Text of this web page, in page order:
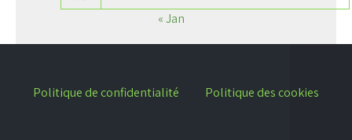
« Jan
Politique de confidentialité Politique des cookies